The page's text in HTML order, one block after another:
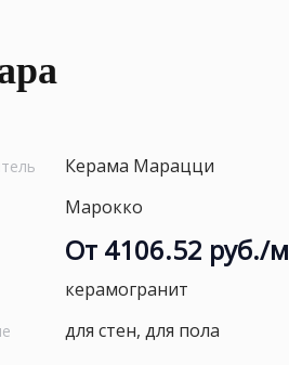
Керама Марацци
Марокко
От 4106.52 руб./м
керамогранит
для стен, для пола